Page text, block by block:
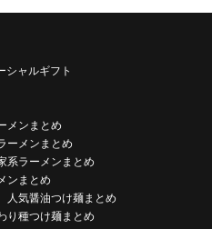
シャルギフト
メンまとめ
ーメンまとめ
系ラーメンまとめ
ンまとめ
人気醤油つけ麺まとめ
り種つけ麺まとめ